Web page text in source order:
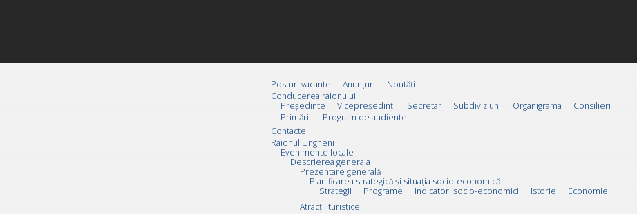
Posturi vacante Anunțuri
Noutăți
Conducerea raionului
Preşedinte
Vicepreşedinţi Secretar Subdiviziuni Organigrama
Consilieri
Primării
Program de audiente
Contacte
Raionul Ungheni
Evenimente locale
Descrierea generala
Prezentare generală
Planificarea strategică și situația socio-economică
Strategii
Programe Indicatori socio-economici Istorie
Economie
Atracții turistice